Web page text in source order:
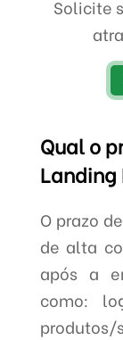
Solicite
Qual o
Landing
O prazo
de alta
após a
como: